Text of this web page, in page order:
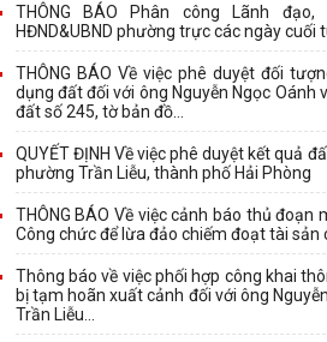
THÔNG BÁO Phân công Lãnh
HĐND&UBND phường trực các ngày cuối
THÔNG BÁO Về việc phê duyệt đối
dụng đất đối với ông Nguyễn Ngọc Oánh
đất số 245, tờ bản đồ...
QUYẾT ĐỊNH Về việc phê duyệt kết quả
phường Trần Liễu, thành phố Hải Phòng
THÔNG BÁO Về việc cảnh báo thủ đoạn
Công chức để lừa đảo chiếm đoạt tài sản
Thông báo về việc phối hợp công khai
bị tạm hoãn xuất cảnh đối với ông
Trần Liễu...